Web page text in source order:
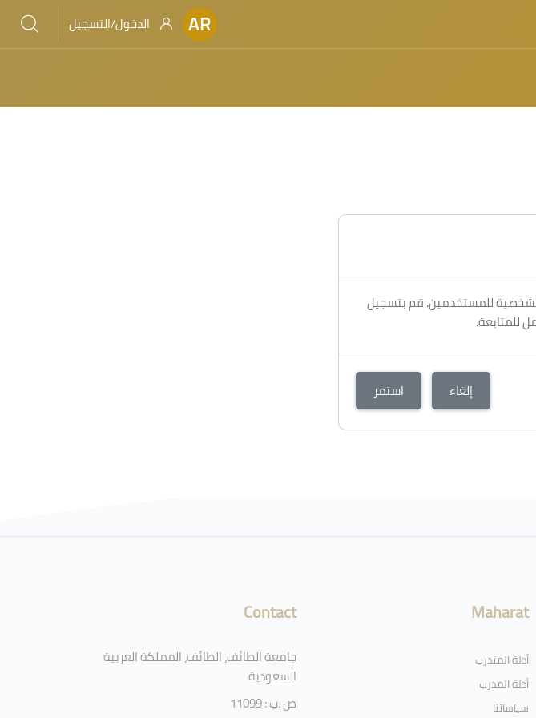
AR الدخول/التسجيل
للمستخدمين. قم بتسجيل
للمتابعة.
إلغاء استمر
Maharat
أدلة المتدرب
أدلة المدرب
سياساتنا
Contact
جامعة الطائف، الطائف، المملكة العربية
السعودية
ص .ب : 11099